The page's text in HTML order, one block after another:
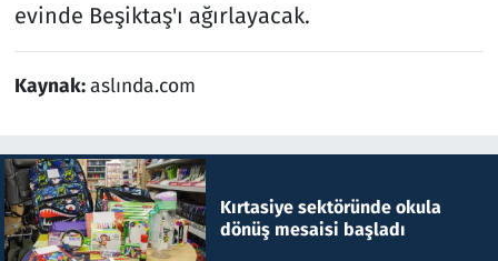
evinde Beşiktaş'ı ağırlayacak.
Kaynak:aslında.com
Kırtasiye sektöründe okula
dönüş mesaisi başladı